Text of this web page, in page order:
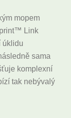
mopem
Link
úklidu
sama
komplexní
tak nebývalý